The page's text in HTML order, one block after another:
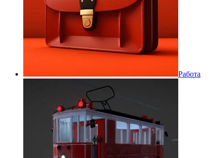
Работа